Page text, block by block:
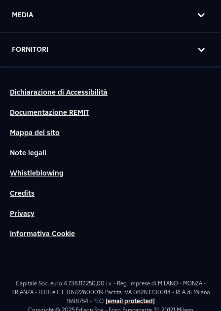
MEDIA
FORNITORI
Dichiarazione di Accessibilità
Documentazione REMIT
Mappa del sito
Note legali
Whistleblowing
Credits
Privacy
Informativa Cookie
Capitale Soc. euro 4.736.117.250,00 i.v. - Reg. Imprese di MILANO - MONZA -
BRIANZA - LODI e C.F. 06722600019 Partita IVA 08263330014 - REA di Milano
1698754 - PEC: [email protected]